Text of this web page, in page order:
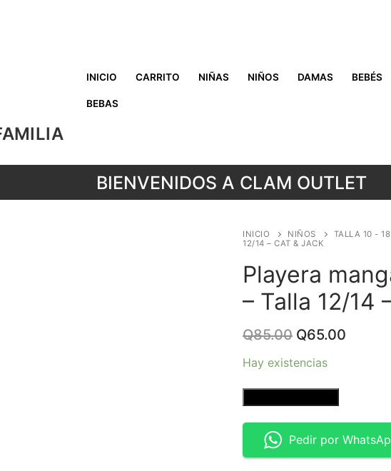
INICIO CARRITO NIÑAS NIÑOS DAMAS BEBÉS
BEBAS
BIENVENIDOS A CLAM OUTLET
INICIO NIÑOS TALLA 10 -
12/14 – CAT & JACK
Playera
– Talla 12/14
Q85.00 Original
was:
Q65.00
Hay existencias
larga
Pedir por